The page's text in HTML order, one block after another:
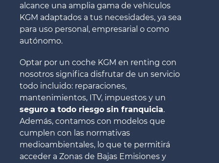
alcance una amplia gama de vehículos
KGM adaptados a tus necesidades, ya sea
para uso personal, empresarial o como
autónomo.
Optar por un coche KGM en renting con
nosotros significa disfrutar de un servicio
todo incluido: reparaciones,
mantenimientos, ITV, impuestos y un
seguro a todo riesgo sin franquicia.
Además, contamos con modelos que
cumplen con las normativas
medioambientales, lo que te permitirá
acceder a Zonas de Bajas Emisiones y